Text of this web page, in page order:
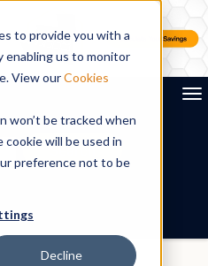
to provide you with a
us to monitor
View ourCookies
won’t be tracked when
will be used in
preference not to be
Decline
Search